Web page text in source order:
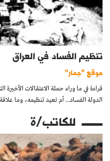
تنظيم الفساد في العراق
موقع "جمار"
قراءة في ما وراء حملة الاعتقالات
الدولة الفساد... أم تعيد تنظيمه، وما
للكاتب/ة